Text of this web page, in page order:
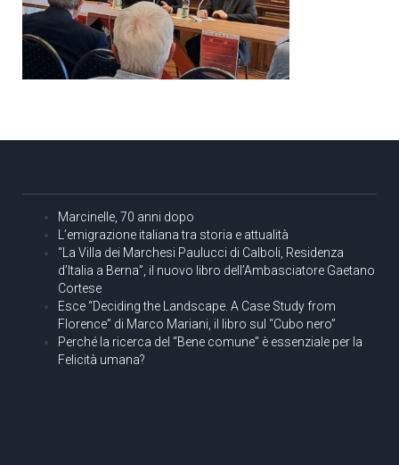
Marcinelle, 70 anni dopo
L’emigrazione italiana tra storia e attualità
“La Villa dei Marchesi Paulucci di Calboli, Residenza
d’Italia a Berna”, il nuovo libro dell’Ambasciatore Gaetano
Cortese
Esce “Deciding the Landscape. A Case Study from
Florence” di Marco Mariani, il libro sul “Cubo nero”
Perché la ricerca del “Bene comune” è essenziale per la
Felicità umana?